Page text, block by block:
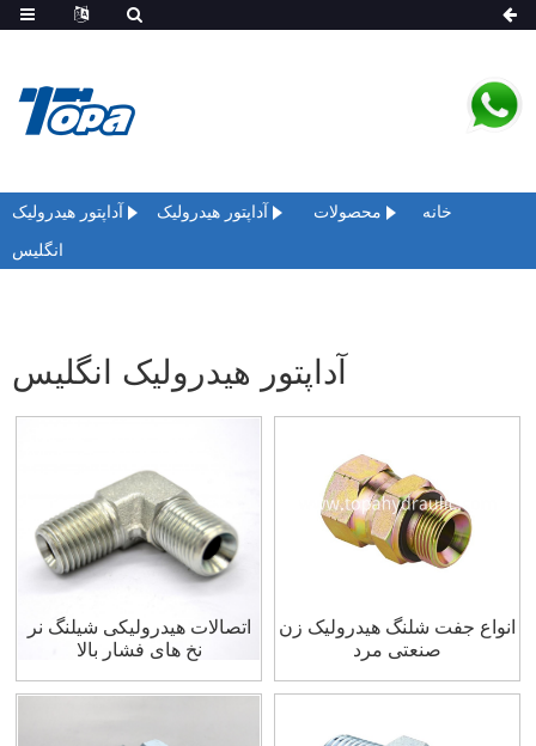
خانه محصولات آداپتور هیدرولیک
آداپتور هیدرولیک
انگلیس
آداپتور هیدرولیک انگلیس
اتصالات هیدرولیکی شیلنگ نر
نخ های فشار بالا
انواع جفت شلنگ هیدرولیک زن
صنعتی مرد